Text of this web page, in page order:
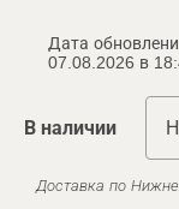
Дата
07.08.2026 в
В наличии
Доставка по